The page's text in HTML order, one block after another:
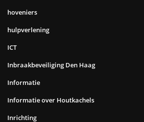
hoveniers
hulpverlening
ICT
Inbraakbeveiliging Den Haag
Informatie
Informatie over Houtkachels
Inrichting